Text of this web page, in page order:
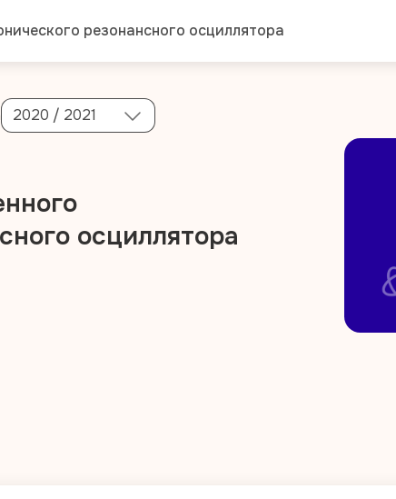
резонансного осциллятора
2020 / 2021
осциллятора